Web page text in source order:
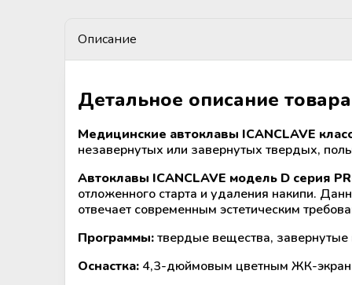
ТермоСумки для транспортировки
соединения полимерных
магистралей
Аппараты для донорского и
стерилизацииОписание
Детальное описание товара
Медицинские автоклавы ICANCLAVE
незавернутых или завернутых твердых,
Автоклавы ICANCLAVE модель D серия
отложенного старта и удаления накипи.
отвечает современным эстетическим
Программы:твердые вещества,
Оснастка: 4,3-дюймовым цветным ЖК-